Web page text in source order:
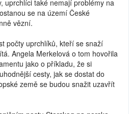
uprchlíci také nemají problémy na
se na území České
vězní.
počty uprchlíků, kteří se snaží
Angela Merkelová o tom hovořila
jako o příkladu, že si
cesty, jak se dostat do
země se budou snažit uzavřít